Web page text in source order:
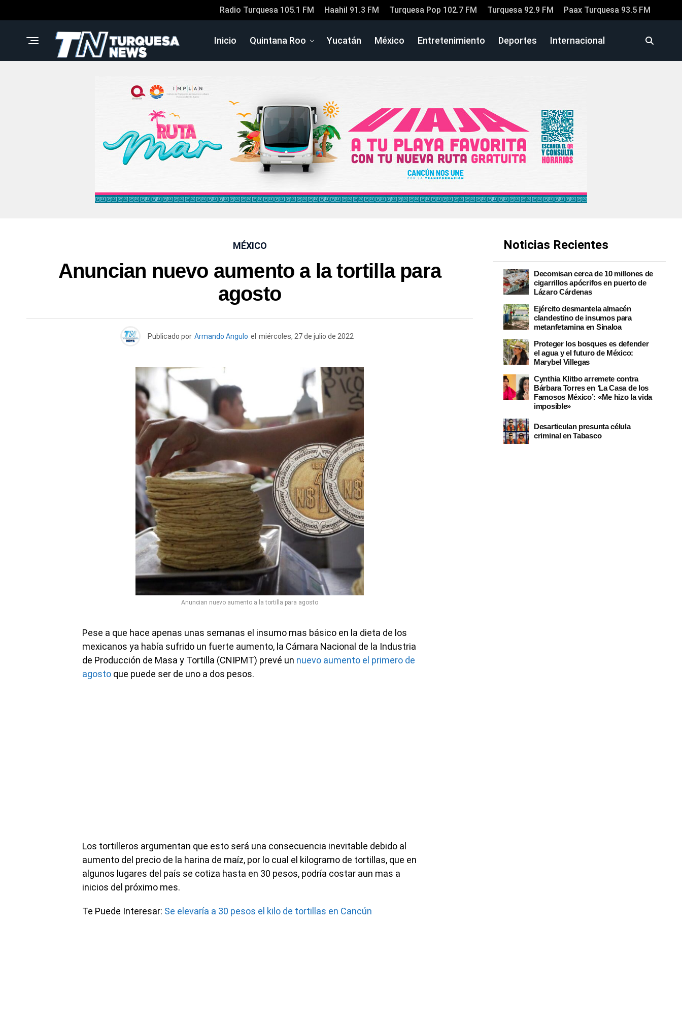
Radio Turquesa 105.1 FM Haahil 91.3 FM Turquesa Pop 102.7 FM Turquesa 92.9 FM Paax Turquesa 93.5 FM
Inicio Quintana Roo Yucatán México Entretenimiento Deportes Internacional
MÉXICO
Anuncian nuevo aumento a la tortilla para
agosto
Publicado por Armando Angulo el miércoles, 27 de julio de 2022
Anuncian nuevo aumento a la tortilla para agosto
Pese a que hace apenas unas semanas el insumo mas básico en la dieta de los
mexicanos ya había sufrido un fuerte aumento, la Cámara Nacional de la Industria
de Producción de Masa y Tortilla (CNIPMT) prevé un nuevo aumento el primero de
agosto que puede ser de uno a dos pesos.
Los tortilleros argumentan que esto será una consecuencia inevitable debido al
aumento del precio de la harina de maíz, por lo cual el kilogramo de tortillas, que en
algunos lugares del país se cotiza hasta en 30 pesos, podría costar aun mas a
inicios del próximo mes.
Te Puede Interesar: Se elevaría a 30 pesos el kilo de tortillas en Cancún
Noticias Recientes
Decomisan cerca de 10 millones de
cigarrillos apócrifos en puerto de
Lázaro Cárdenas
Ejército desmantela almacén
clandestino de insumos para
metanfetamina en Sinaloa
Proteger los bosques es defender
el agua y el futuro de México:
Marybel Villegas
Cynthia Klitbo arremete contra
Bárbara Torres en ‘La Casa de los
Famosos México’: «Me hizo la vida
imposible»
Desarticulan presunta célula
criminal en Tabasco